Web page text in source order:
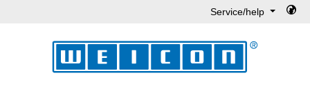
Service/help